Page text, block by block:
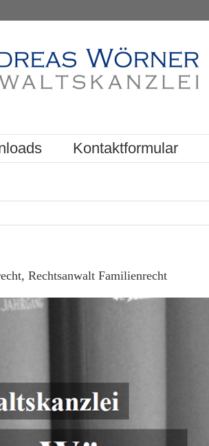
Kontaktformular
Rechtsanwalt Familienrecht